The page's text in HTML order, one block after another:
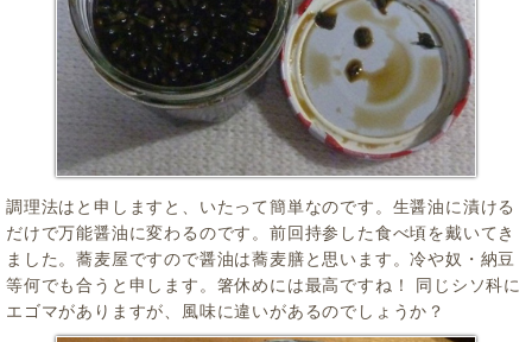
調理法はと申しますと、いたって簡単なのです。生醤油に漬ける
だけで万能醤油に変わるのです。前回持参した食べ頃を戴いてき
ました。蕎麦屋ですので醤油は蕎麦膳と思います。冷や奴・納豆
等何でも合うと申します。箸休めには最高ですね！ 同じシソ科に
エゴマがありますが、風味に違いがあるのでしょうか？